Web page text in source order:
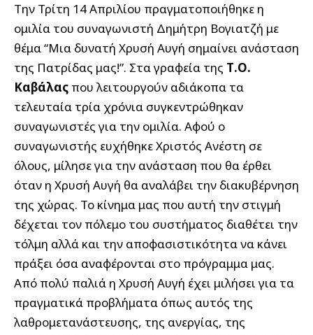
Την Τρίτη 14 Απριλίου πραγματοποιήθηκε η
ομιλία του συναγωνιστή Δημήτρη Βογιατζή με
θέμα “Μια δυνατή Χρυσή Αυγή σημαίνει ανάσταση
της Πατρίδας μας!”. Στα γραφεία της Τ.Ο.
Καβάλας που λειτουργούν αδιάκοπα τα
τελευταία τρία χρόνια συγκεντρώθηκαν
συναγωνιστές για την ομιλία. Αφού ο
συναγωνιστής ευχήθηκε Χριστός Ανέστη σε
όλους, μίλησε για την ανάσταση που θα έρθει
όταν η Χρυσή Αυγή θα αναλάβει την διακυβέρνηση
της χώρας. Το κίνημα μας που αυτή την στιγμή
δέχεται τον πόλεμο του συστήματος διαθέτει την
τόλμη αλλά και την αποφασιστικότητα να κάνει
πράξει όσα αναφέρονται στο πρόγραμμα μας.
Από πολύ παλιά η Χρυσή Αυγή έχει μιλήσει για τα
πραγματικά προβλήματα όπως αυτός της
λαθρομετανάστευσης, της ανεργίας, της